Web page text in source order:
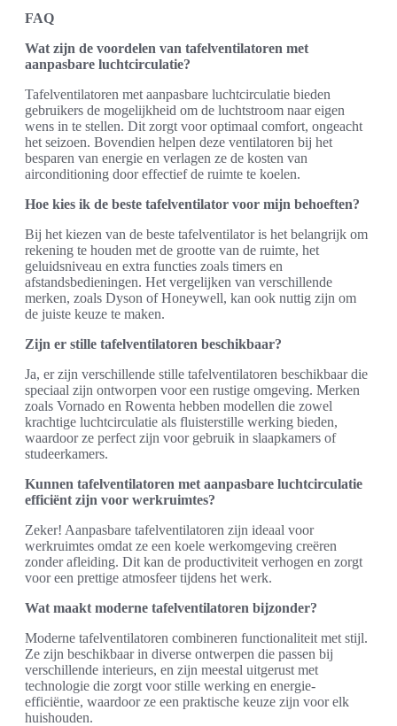
FAQ
Wat zijn de voordelen van tafelventilatoren met
aanpasbare luchtcirculatie?
Tafelventilatoren met aanpasbare luchtcirculatie bieden
gebruikers de mogelijkheid om de luchtstroom naar eigen
wens in te stellen. Dit zorgt voor optimaal comfort, ongeacht
het seizoen. Bovendien helpen deze ventilatoren bij het
besparen van energie en verlagen ze de kosten van
airconditioning door effectief de ruimte te koelen.
Hoe kies ik de beste tafelventilator voor mijn behoeften?
Bij het kiezen van de beste tafelventilator is het belangrijk om
rekening te houden met de grootte van de ruimte, het
geluidsniveau en extra functies zoals timers en
afstandsbedieningen. Het vergelijken van verschillende
merken, zoals Dyson of Honeywell, kan ook nuttig zijn om
de juiste keuze te maken.
Zijn er stille tafelventilatoren beschikbaar?
Ja, er zijn verschillende stille tafelventilatoren beschikbaar die
speciaal zijn ontworpen voor een rustige omgeving. Merken
zoals Vornado en Rowenta hebben modellen die zowel
krachtige luchtcirculatie als fluisterstille werking bieden,
waardoor ze perfect zijn voor gebruik in slaapkamers of
studeerkamers.
Kunnen tafelventilatoren met aanpasbare luchtcirculatie
efficiënt zijn voor werkruimtes?
Zeker! Aanpasbare tafelventilatoren zijn ideaal voor
werkruimtes omdat ze een koele werkomgeving creëren
zonder afleiding. Dit kan de productiviteit verhogen en zorgt
voor een prettige atmosfeer tijdens het werk.
Wat maakt moderne tafelventilatoren bijzonder?
Moderne tafelventilatoren combineren functionaliteit met stijl.
Ze zijn beschikbaar in diverse ontwerpen die passen bij
verschillende interieurs, en zijn meestal uitgerust met
technologie die zorgt voor stille werking en energie-
efficiëntie, waardoor ze een praktische keuze zijn voor elk
huishouden.